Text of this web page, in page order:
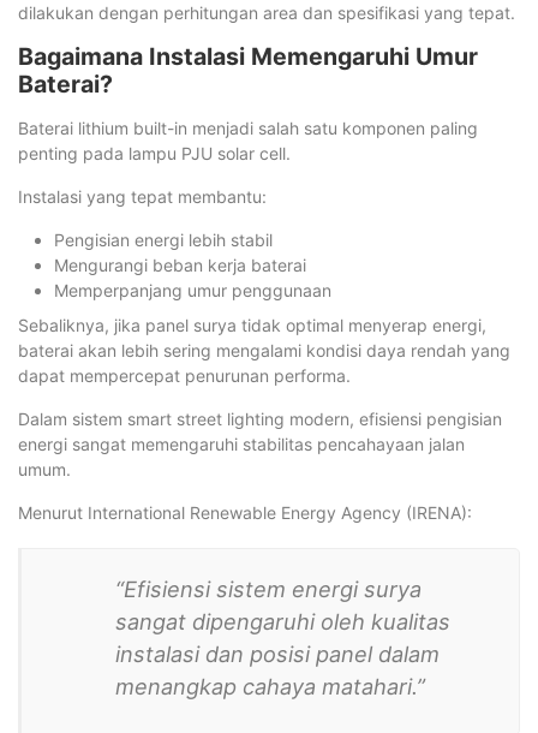
dilakukan dengan perhitungan area dan spesifikasi yang tepat.
Bagaimana Instalasi Memengaruhi Umur
Baterai?
Baterai lithium built-in menjadi salah satu komponen paling
penting pada lampu PJU solar cell.
Instalasi yang tepat membantu:
Pengisian energi lebih stabil
Mengurangi beban kerja baterai
Memperpanjang umur penggunaan
Sebaliknya, jika panel surya tidak optimal menyerap energi,
baterai akan lebih sering mengalami kondisi daya rendah yang
dapat mempercepat penurunan performa.
Dalam sistem smart street lighting modern, efisiensi pengisian
energi sangat memengaruhi stabilitas pencahayaan jalan
umum.
Menurut International Renewable Energy Agency (IRENA):
“Efisiensi sistem energi surya
sangat dipengaruhi oleh kualitas
instalasi dan posisi panel dalam
menangkap cahaya matahari.”